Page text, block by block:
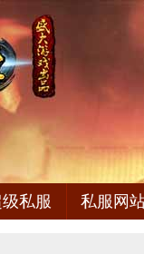
私服 私服网